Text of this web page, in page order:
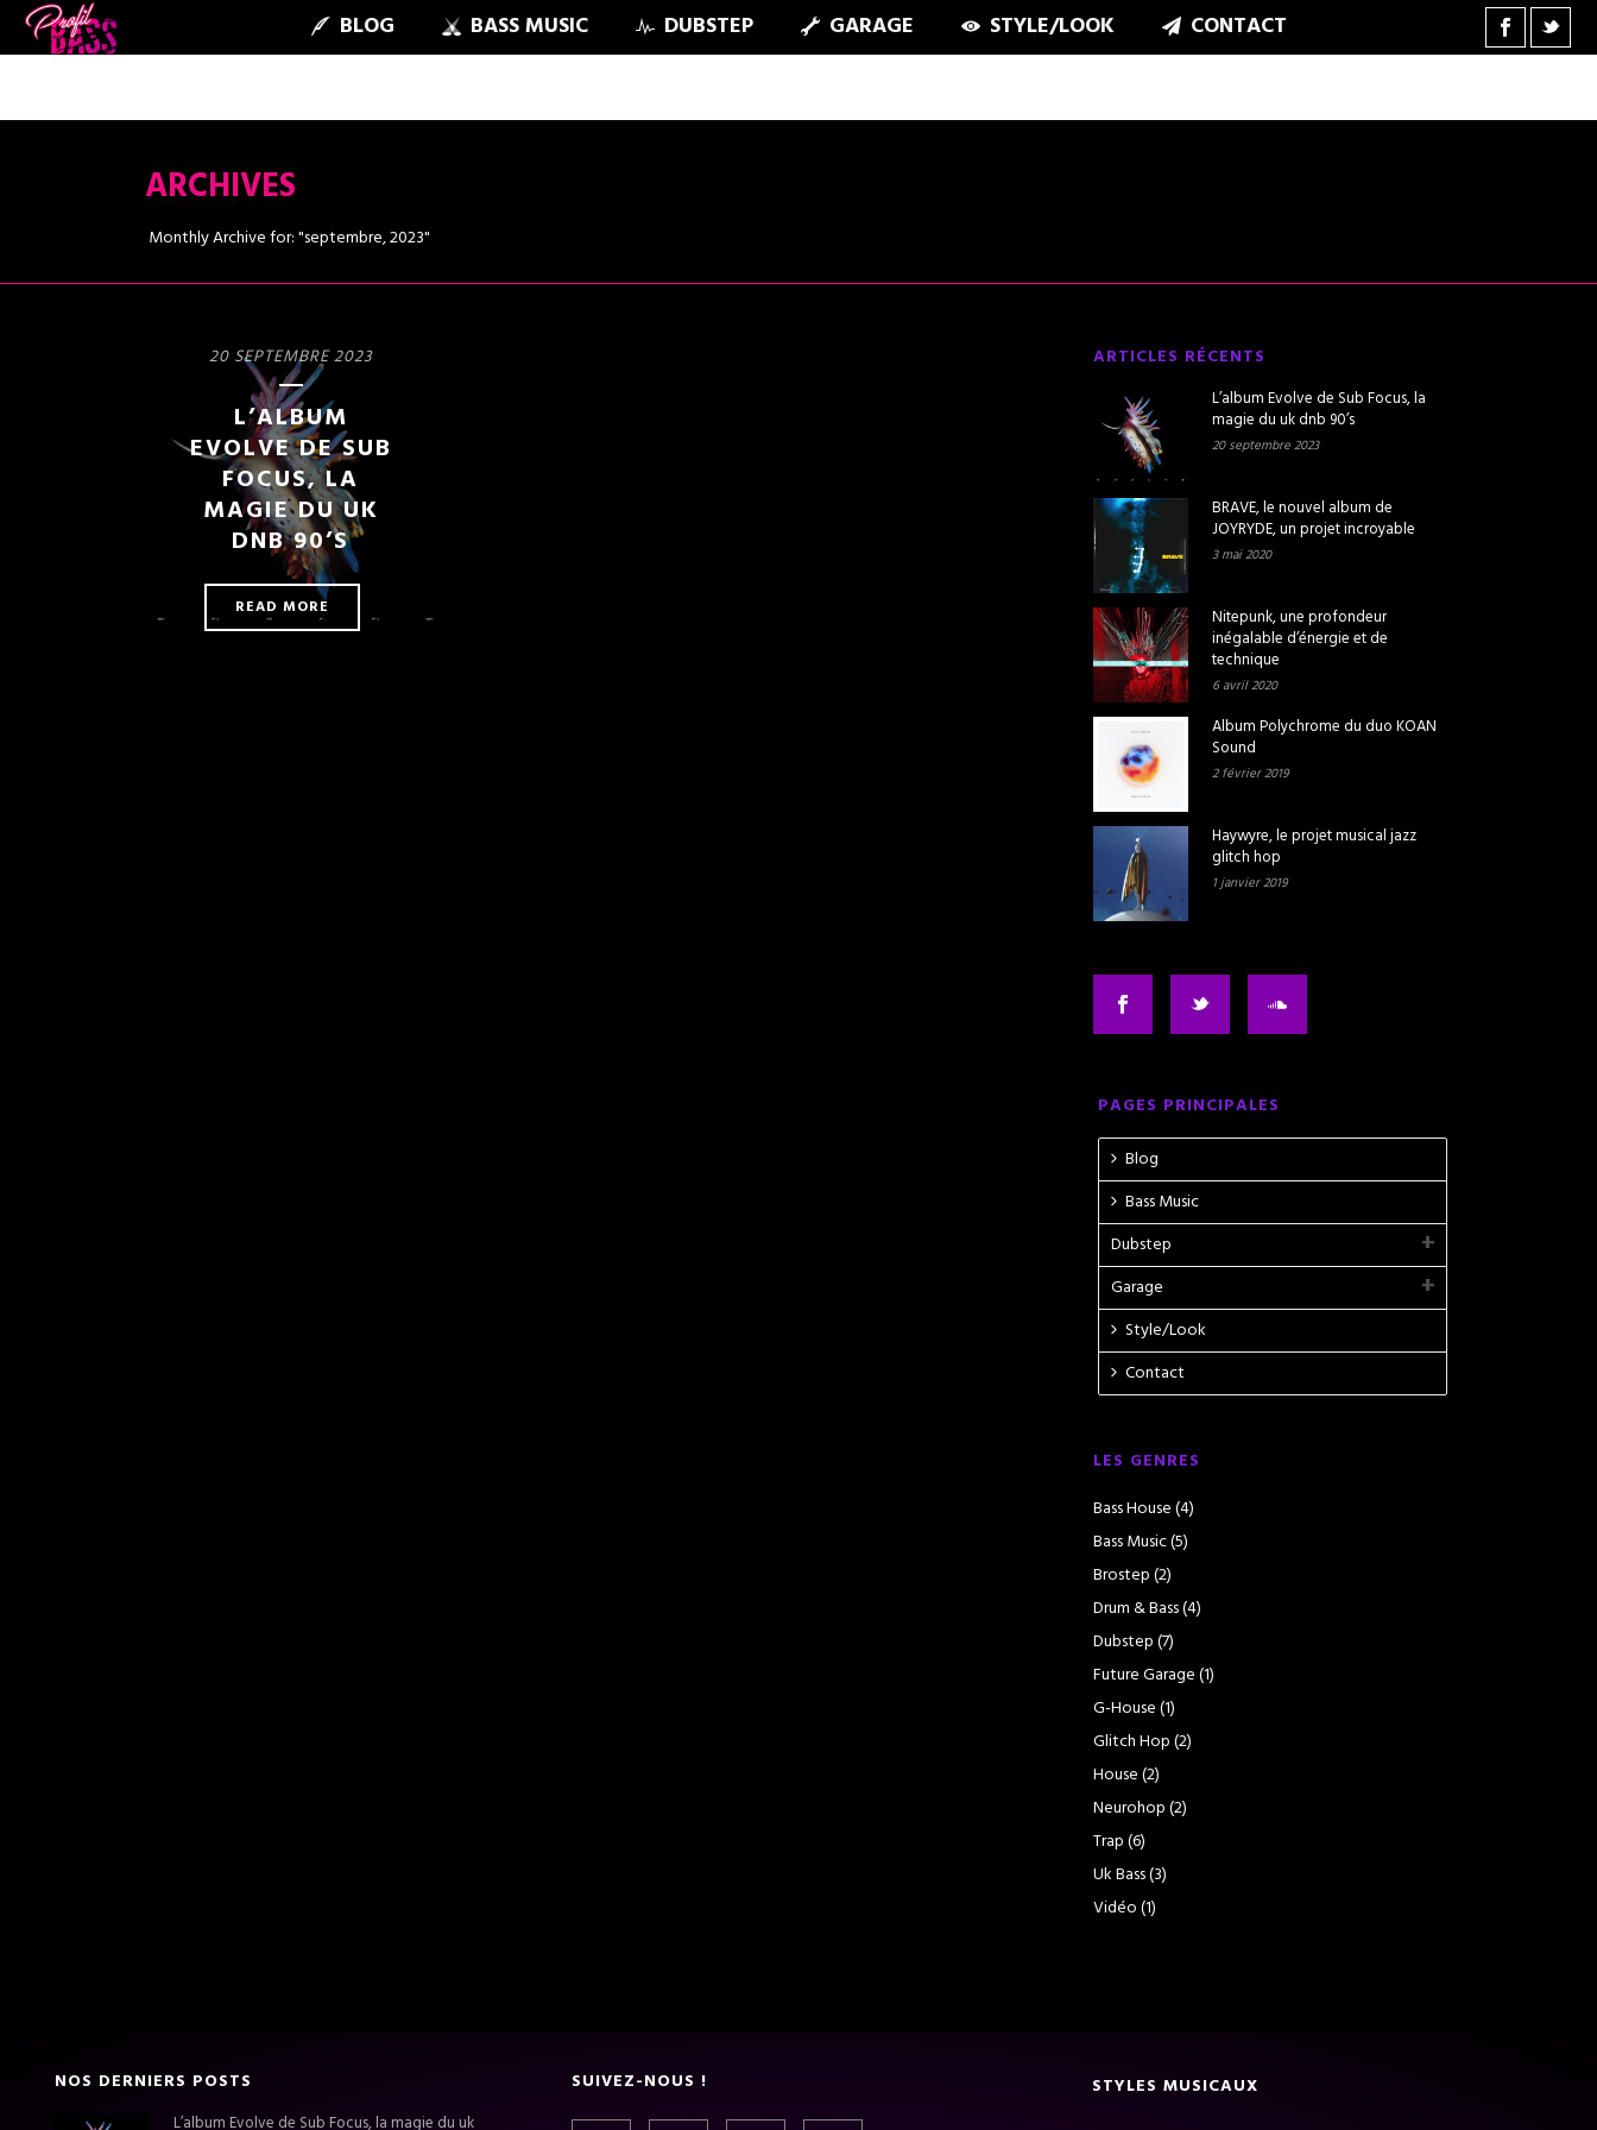
BLOG BASS MUSIC DUBSTEP GARAGE STYLE/LOOK CONTACT
ARCHIVES
Monthly Archive for: "septembre, 2023"
20 SEPTEMBRE 2023
L’ALBUM
EVOLVE DE SUB
FOCUS, LA
MAGIE DU UK
DNB 90’S
READ MORE
ARTICLES RÉCENTS
L’album Evolve de Sub Focus, la
magie du uk dnb 90’s
20 septembre 2023
BRAVE, le nouvel album de
JOYRYDE, un projet incroyable
3 mai 2020
Nitepunk, une profondeur
inégalable d’énergie et de
technique
6 avril 2020
Album Polychrome du duo KOAN
Sound
2 février 2019
Haywyre, le projet musical jazz
glitch hop
1 janvier 2019
PAGES PRINCIPALES
Blog
Bass Music
Dubstep
Garage
Style/Look
Contact
LES GENRES
Bass House(4)
Bass Music(5)
Brostep(2)
Drum & Bass(4)
Dubstep(7)
Future Garage(1)
G-House(1)
Glitch Hop(2)
House(2)
Neurohop(2)
Trap(6)
Uk Bass(3)
Vidéo(1)
NOS DERNIERS POSTS
L’album Evolve de Sub Focus, la magie du uk
SUIVEZ-NOUS !
STYLES MUSICAUX